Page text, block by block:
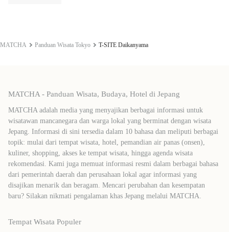
MATCHA Panduan Wisata Tokyo T-SITE Daikanyama
MATCHA - Panduan Wisata, Budaya, Hotel di Jepang
MATCHA adalah media yang menyajikan berbagai informasi untuk
wisatawan mancanegara dan warga lokal yang berminat dengan wisata
Jepang. Informasi di sini tersedia dalam 10 bahasa dan meliputi berbagai
topik: mulai dari tempat wisata, hotel, pemandian air panas (onsen),
kuliner, shopping, akses ke tempat wisata, hingga agenda wisata
rekomendasi. Kami juga memuat informasi resmi dalam berbagai bahasa
dari pemerintah daerah dan perusahaan lokal agar informasi yang
disajikan menarik dan beragam. Mencari perubahan dan kesempatan
baru? Silakan nikmati pengalaman khas Jepang melalui MATCHA.
Tempat Wisata Populer